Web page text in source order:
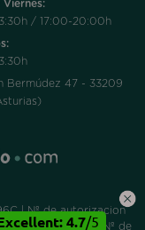
: 4.7/5
Viernes:
/ 17:00-20:00h
Bermúdez 47 - 33209
| Nº de autorizacion
de Asturias Nº de